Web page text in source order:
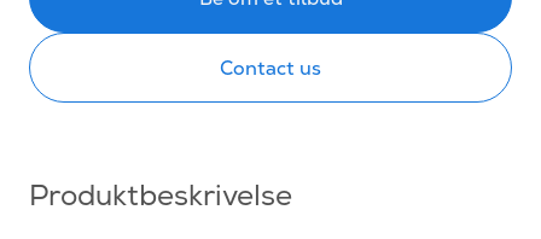
Contact us
Produktbeskrivelse